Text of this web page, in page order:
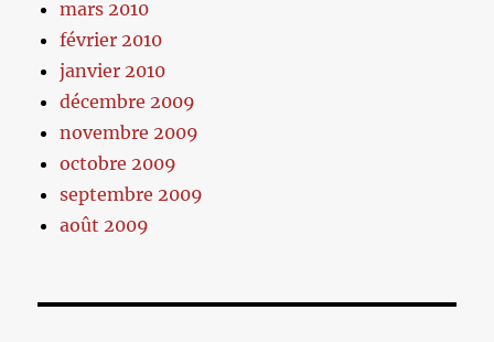
mars 2010
février 2010
janvier 2010
décembre 2009
novembre 2009
octobre 2009
septembre 2009
août 2009